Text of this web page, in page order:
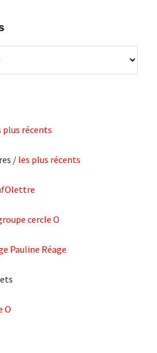
plus récents
/ les plus récents
cercle O
Pauline Réage
O